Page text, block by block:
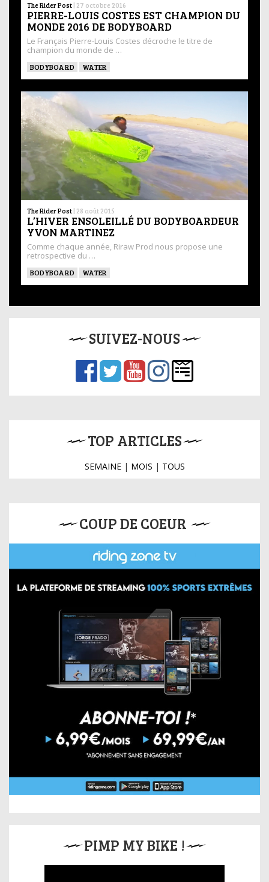
The Rider Post | 27 octobre 2016
PIERRE-LOUIS COSTES EST CHAMPION DU
MONDE 2016 DE BODYBOARD
Le Français Pierre-Louis Costes décroche le titre de
champion du monde de …
BODYBOARD WATER
The Rider Post | 28 août 2015
L’HIVER ENSOLEILLÉ DU BODYBOARDEUR
YVON MARTINEZ
Comme chaque année, Riraw Prod nous propose une
retrospective du …
BODYBOARD WATER
SUIVEZ-NOUS
TOP ARTICLES
SEMAINE| MOIS | TOUS
COUP DE COEUR
PIMP MY BIKE !